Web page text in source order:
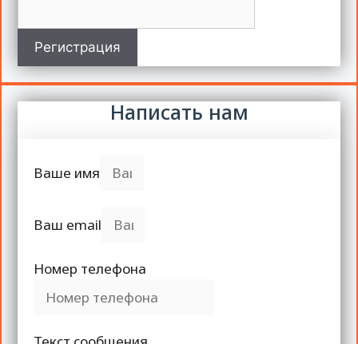
Регистрация
Написать нам
Ваше имя
Ваш email
Номер телефона